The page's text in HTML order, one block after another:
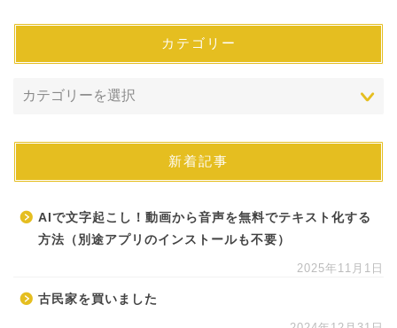
カテゴリー
新着記事
AIで文字起こし！動画から音声を無料でテキスト化する
方法（別途アプリのインストールも不要）
2025年11月1日
古民家を買いました